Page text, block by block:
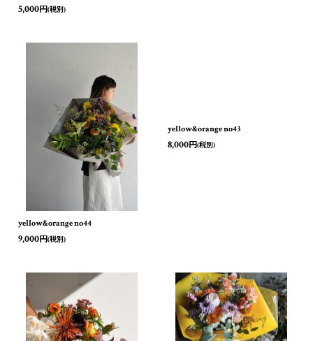
5,000円(税別)
yellow&orange no44
9,000円(税別)
yellow&orange no43
8,000円(税別)